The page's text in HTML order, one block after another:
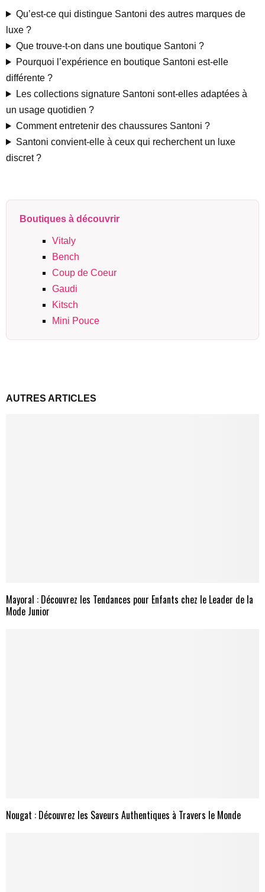
Qu’est-ce qui distingue Santoni des autres marques de
luxe ?
Que trouve-t-on dans une boutique Santoni ?
Pourquoi l’expérience en boutique Santoni est-elle
différente ?
Les collections signature Santoni sont-elles adaptées à
un usage quotidien ?
Comment entretenir des chaussures Santoni ?
Santoni convient-elle à ceux qui recherchent un luxe
discret ?
Boutiques à découvrir
Vitaly
Bench
Coup de Coeur
Gaudi
Kitsch
Mini Pouce
AUTRES ARTICLES
Mayoral : Découvrez les Tendances pour Enfants chez le Leader de la
Mode Junior
Nougat : Découvrez les Saveurs Authentiques à Travers le Monde